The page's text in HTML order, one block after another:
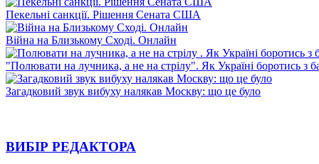
Пекельні санкції. Рішення Сената США
Війна на Близькому Сході. Онлайн
"Полювати на лучника, а не на стрілу". Як Україні боротись з
Загадковий звук вибуху налякав Москву: що це було
ВИБІР РЕДАКТОРА